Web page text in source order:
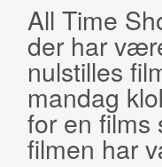
All Time
der har
nulstilles
mandag
for en films
filmen har